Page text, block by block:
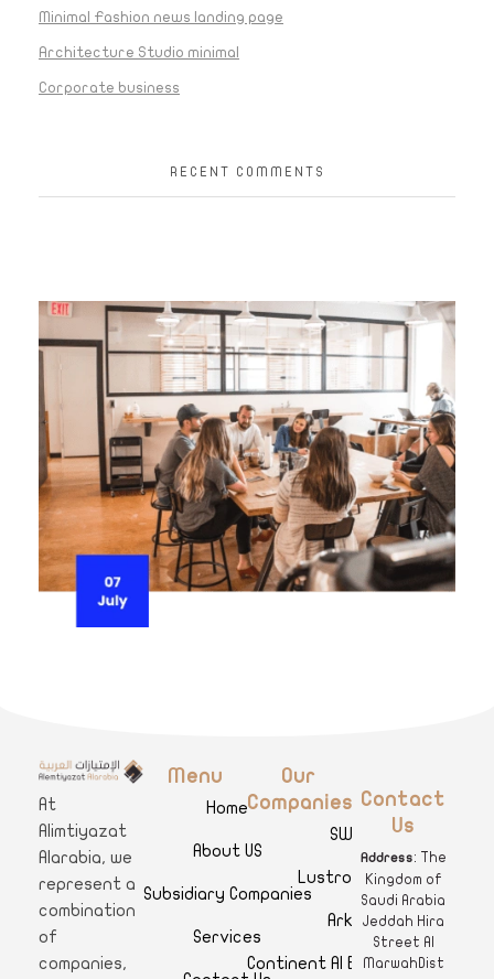
Minimal Fashion news landing page
Architecture Studio minimal
Corporate business
RECENT COMMENTS
A
limtiyazat Alarabiaفي الامتيازات العربية، نحن نمثل مجموعة من الشركات، تتمتع كل منها بتاريخ غني يمتد لأكثر من نصف قرن.
At
Alimtiyazat
Alarabia, we
represent a
combination
of
companies,
Menu
Home
About US
Subsidiary Companies
Services
Our
Companies
SWAR
Lustro Clinics
Arkan
Continent Al Ertiqaa Hotel
Contact
Us
Address: The
Kingdom of
Saudi Arabia
Jeddah Hira
Street Al
MarwahDist